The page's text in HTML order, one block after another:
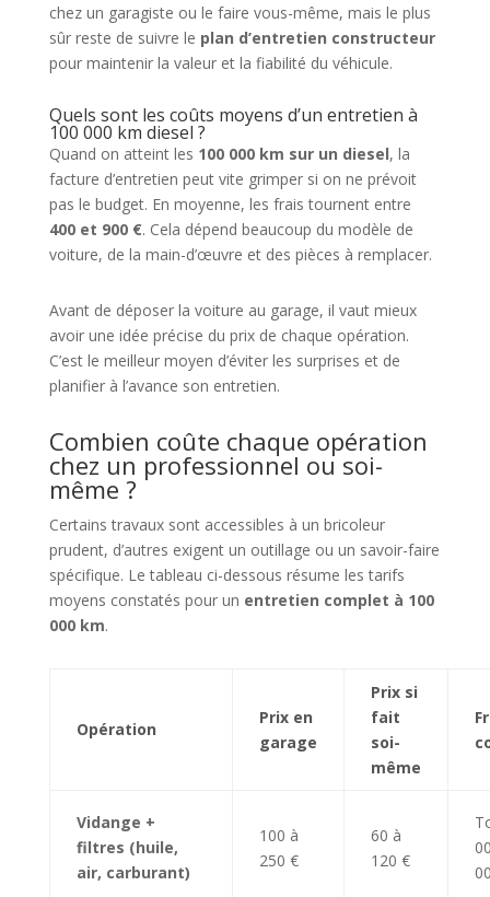
chez un garagiste ou le faire vous-même, mais le plus
sûr reste de suivre le plan d’entretien constructeur
pour maintenir la valeur et la fiabilité du véhicule.
Quels sont les coûts moyens d’un entretien à
100 000 km diesel ?
Quand on atteint les 100 000 km sur un diesel, la
facture d’entretien peut vite grimper si on ne prévoit
pas le budget. En moyenne, les frais tournent entre
400 et 900 €. Cela dépend beaucoup du modèle de
voiture, de la main-d’œuvre et des pièces à remplacer.
Avant de déposer la voiture au garage, il vaut mieux
avoir une idée précise du prix de chaque opération.
C’est le meilleur moyen d’éviter les surprises et de
planifier à l’avance son entretien.
Combien coûte chaque opération
chez un professionnel ou soi-
même ?
Certains travaux sont accessibles à un bricoleur
prudent, d’autres exigent un outillage ou un savoir-faire
spécifique. Le tableau ci-dessous résume les tarifs
moyens constatés pour un entretien complet à 100
000 km.
Opération
Prix en
garage
Prix si
fait
soi-
même
Vidange +
filtres (huile,
air, carburant)
100 à
250 €
60 à
120 €